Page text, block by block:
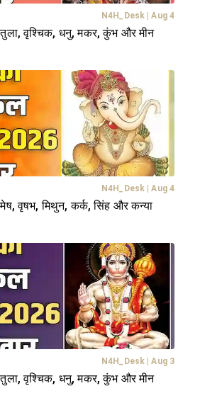
N4H_Desk | Aug 4
वृश्चिक, धनु, मकर, कुंभ और मीन
N4H_Desk | Aug 4
वृषभ, मिथुन, कर्क, सिंह और कन्या
N4H_Desk | Aug 3
वृश्चिक, धनु, मकर, कुंभ और मीन